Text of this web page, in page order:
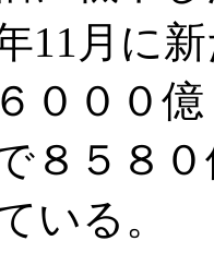
11月に
０００
８５８
いる。